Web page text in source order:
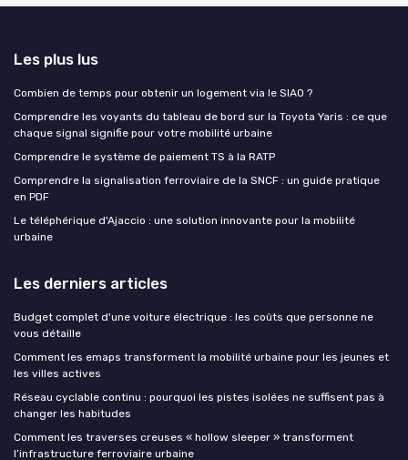
Les plus lus
Combien de temps pour obtenir un logement via le SIAO ?
Comprendre les voyants du tableau de bord sur la Toyota Yaris : ce que
chaque signal signifie pour votre mobilité urbaine
Comprendre le système de paiement TS à la RATP
Comprendre la signalisation ferroviaire de la SNCF : un guide pratique
en PDF
Le téléphérique d'Ajaccio : une solution innovante pour la mobilité
urbaine
Les derniers articles
Budget complet d'une voiture électrique : les coûts que personne ne
vous détaille
Comment les emaps transforment la mobilité urbaine pour les jeunes et
les villes actives
Réseau cyclable continu : pourquoi les pistes isolées ne suffisent pas à
changer les habitudes
Comment les traverses creuses « hollow sleeper » transforment
l’infrastructure ferroviaire urbaine